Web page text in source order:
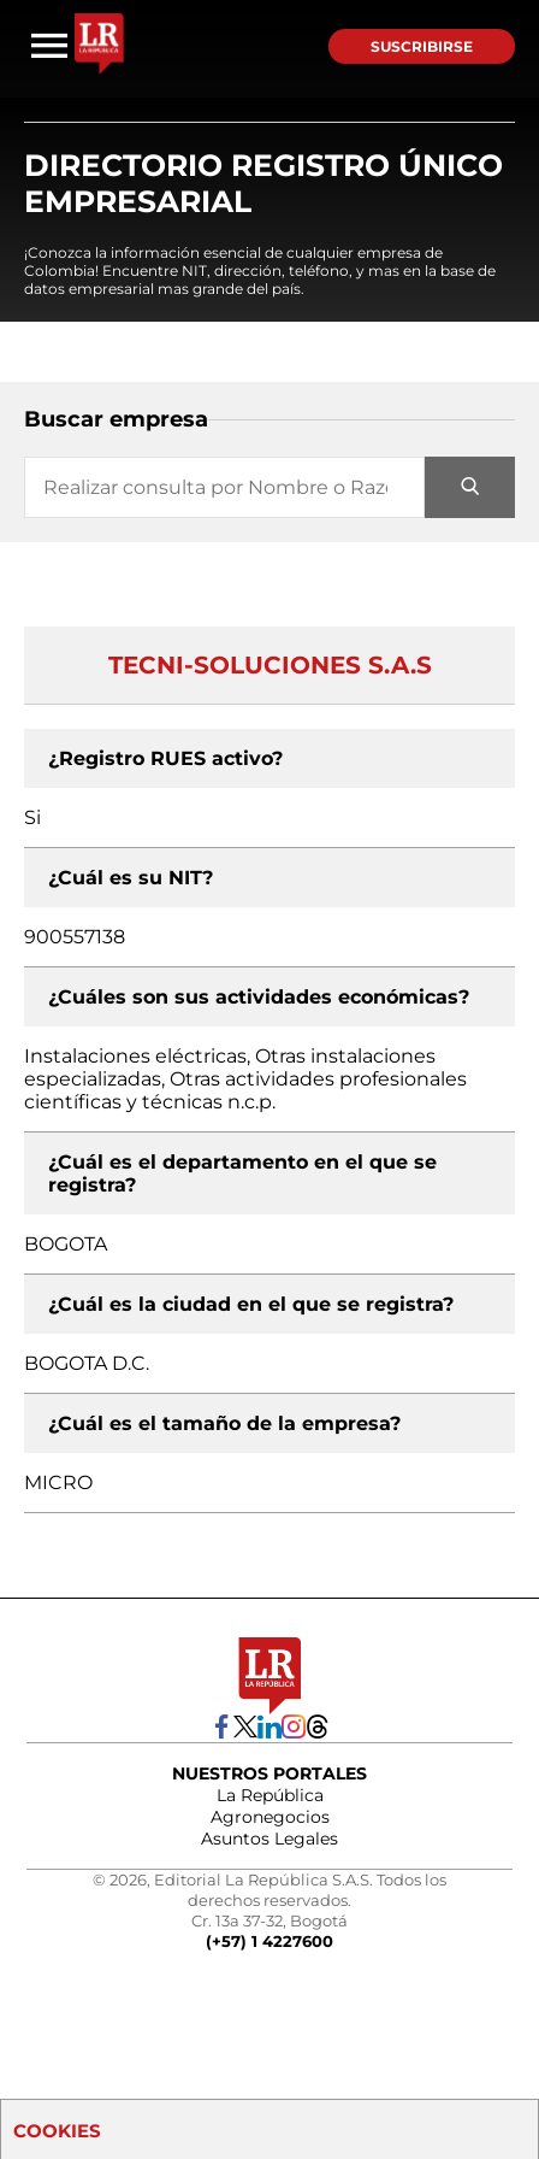
SUSCRIBIRSE
DIRECTORIO REGISTRO ÚNICO
EMPRESARIAL
¡Conozca la información esencial de cualquier empresa de
Colombia! Encuentre NIT, dirección, teléfono, y mas en la base de
datos empresarial mas grande del país.
Buscar empresa
TECNI-SOLUCIONES S.A.S
¿Registro RUES activo?
Si
¿Cuál es su NIT?
900557138
¿Cuáles son sus actividades económicas?
Instalaciones eléctricas, Otras instalaciones
especializadas, Otras actividades profesionales
científicas y técnicas n.c.p.
¿Cuál es el departamento en el que se
registra?
BOGOTA
¿Cuál es la ciudad en el que se registra?
BOGOTA D.C.
¿Cuál es el tamaño de la empresa?
MICRO
NUESTROS PORTALES
La República
Agronegocios
Asuntos Legales
© 2026, Editorial La República S.A.S. Todos los
derechos reservados.
Cr. 13a 37-32, Bogotá
(+57) 1 4227600
COOKIES